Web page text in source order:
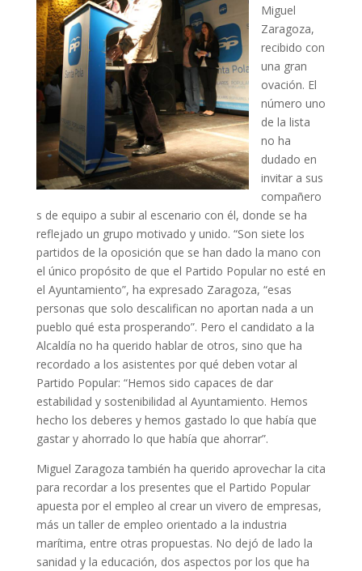
Miguel
Zaragoza,
recibido con
una gran
ovación. El
número uno
de la lista
no ha
dudado en
invitar a sus
compañero
s de equipo a subir al escenario con él, donde se ha
reflejado un grupo motivado y unido. “Son siete los
partidos de la oposición que se han dado la mano con
el único propósito de que el Partido Popular no esté en
el Ayuntamiento”, ha expresado Zaragoza, “esas
personas que solo descalifican no aportan nada a un
pueblo qué esta prosperando”. Pero el candidato a la
Alcaldía no ha querido hablar de otros, sino que ha
recordado a los asistentes por qué deben votar al
Partido Popular: “Hemos sido capaces de dar
estabilidad y sostenibilidad al Ayuntamiento. Hemos
hecho los deberes y hemos gastado lo que había que
gastar y ahorrado lo que había que ahorrar”.
Miguel Zaragoza también ha querido aprovechar la cita
para recordar a los presentes que el Partido Popular
apuesta por el empleo al crear un vivero de empresas,
más un taller de empleo orientado a la industria
marítima, entre otras propuestas. No dejó de lado la
sanidad y la educación, dos aspectos por los que ha